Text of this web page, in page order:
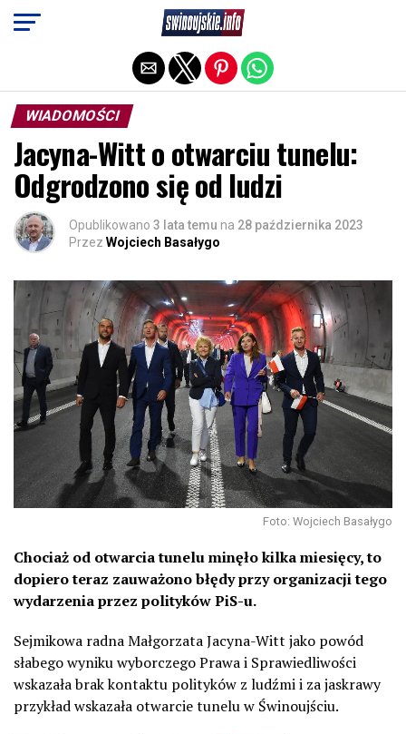
WIADOMOŚCI
Jacyna-Witt o otwarciu tunelu:
Odgrodzono się od ludzi
Opublikowano 3 lata temu na 28 października 2023
Przez Wojciech Basałygo
Foto: Wojciech Basałygo
Chociaż od otwarcia tunelu minęło kilka miesięcy, to
dopiero teraz zauważono błędy przy organizacji tego
wydarzenia przez polityków PiS-u.
Sejmikowa radna Małgorzata Jacyna-Witt jako powód
słabego wyniku wyborczego Prawa i Sprawiedliwości
wskazała brak kontaktu polityków z ludźmi i za jaskrawy
przykład wskazała otwarcie tunelu w Świnoujściu.
Exit mobile version